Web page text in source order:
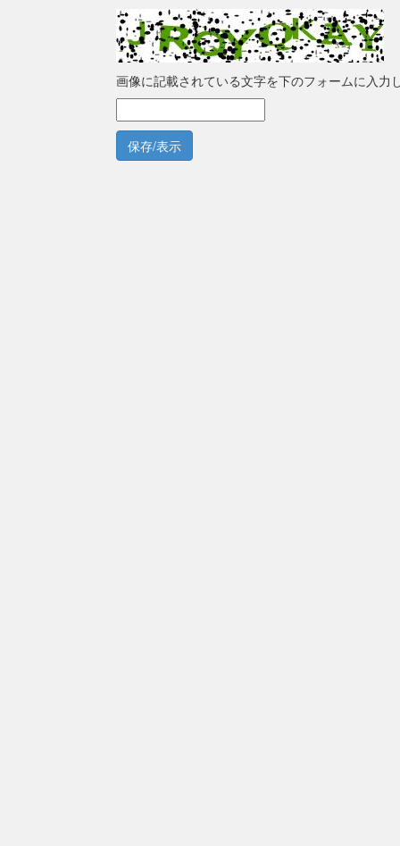
画像に記載されている文字を下のフォームに入力
保存/表示